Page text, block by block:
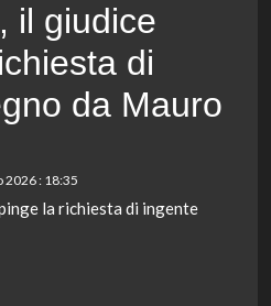
il giudice
di
da Mauro
2026 : 18:35